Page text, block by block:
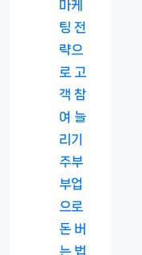
마케
팅 전
략으
로 고
객 참
여 늘
리기
주부
부업
으로
돈 버
는 법